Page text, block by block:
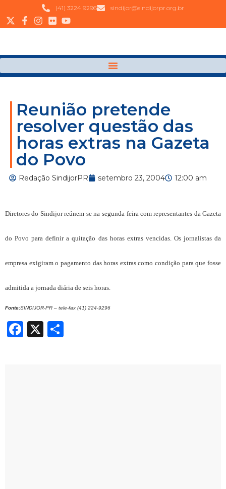
(41) 3224 9296 sindijor@sindijorpr.org.br
Reunião pretende
resolver questão das
horas extras na Gazeta
do Povo
Redação SindijorPR setembro 23, 2004 12:00 am
Diretores do Sindijor reúnem-se na segunda-feira com representantes da Gazeta
do Povo para definir a quitação das horas extras vencidas. Os jornalistas da
empresa exigiram o pagamento das horas extras como condição para que fosse
admitida a jornada diária de seis horas.
Fonte:SINDIJOR-PR – tele-fax (41) 224-9296
Facebook
X